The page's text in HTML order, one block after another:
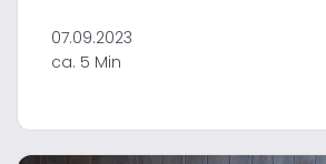
07.09.2023
ca. 5 Min